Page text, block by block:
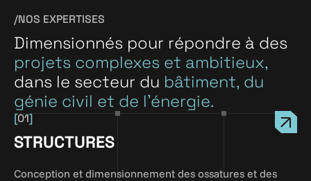
/NOS EXPERTISES
Dimensionnés pour répondre à des
projets complexes et ambitieux,
dans le secteur du bâtiment, du
génie civil et de l’énergie.
[01]
STRUCTURES
Conception et dimensionnement des ossatures et des